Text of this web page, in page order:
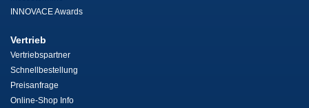
INNOVACE Awards
Vertrieb
Vertriebspartner
Schnellbestellung
Preisanfrage
Online-Shop Info